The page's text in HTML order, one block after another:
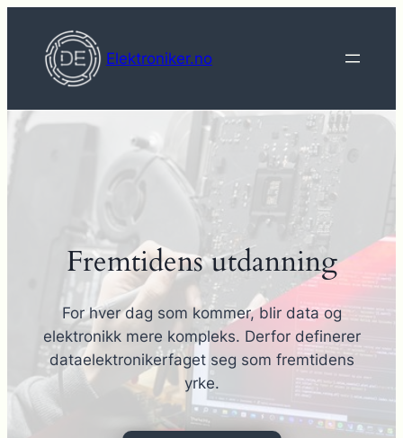
innhold
Elektroniker.no
Fremtidens utdanning
For hver dag som kommer, blir data og
elektronikk mere kompleks. Derfor definerer
dataelektronikerfaget seg som fremtidens
yrke.